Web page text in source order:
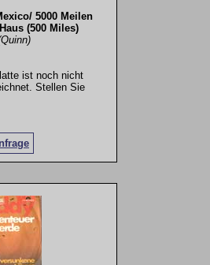
5000 Meilen
(500 Miles)
ist noch nicht
Stellen Sie